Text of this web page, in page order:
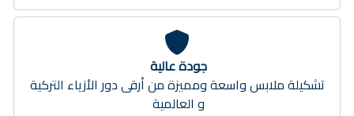
جودة عالية
تشكيلة ملابس واسعة ومميزة من أرقى دور الأزياء التركية
و العالمية